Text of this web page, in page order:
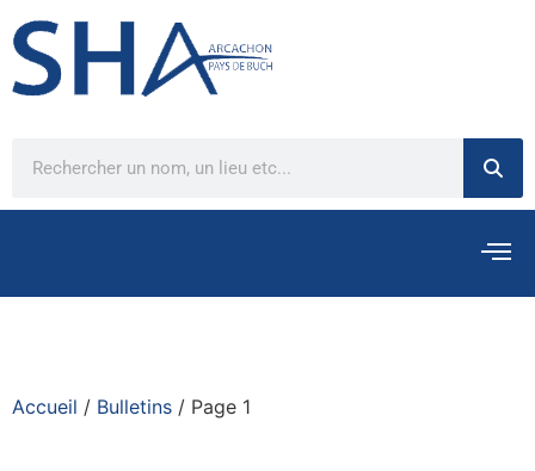
Accueil / Bulletins / Page 1